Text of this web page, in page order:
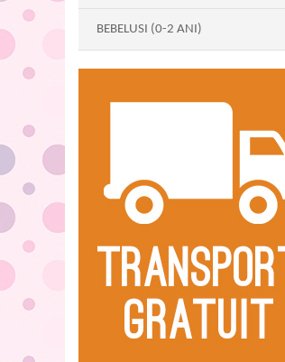
BEBELUSI (0-2 ANI)